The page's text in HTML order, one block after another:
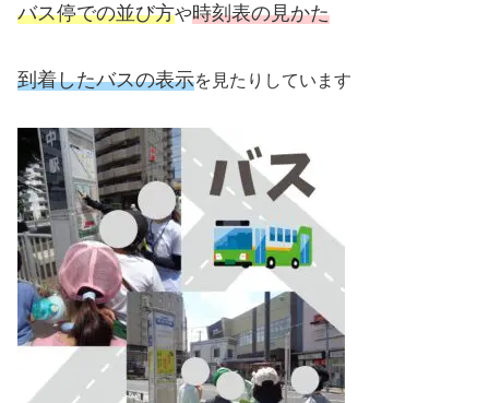
バス停での並び方や時刻表の見かた
到着したバスの表示を見たりしています